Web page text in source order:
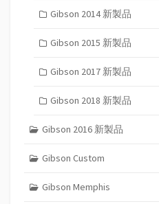
Gibson 2014 新製品
Gibson 2015 新製品
Gibson 2017 新製品
Gibson 2018 新製品
Gibson 2016 新製品
Gibson Custom
Gibson Memphis